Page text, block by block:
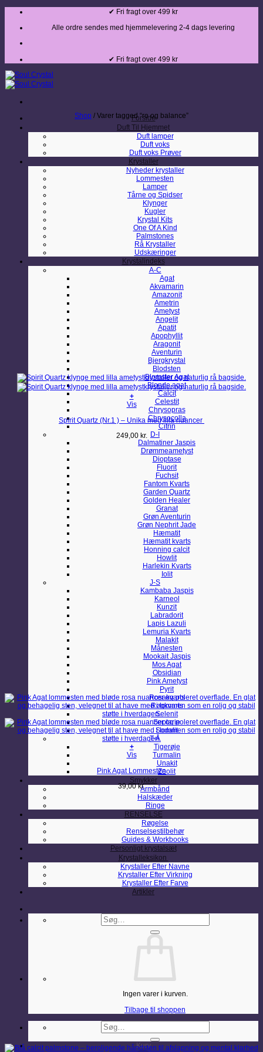
Fortsæt
indhold
✔ Fri fragt over 499 kr
Alle ordre sendes med hjemmelevering 2-4 dags levering
✔ Fri fragt over 499 kr
Forside
Duft Til Hjemmet
Duft lamper
Duft voks
Duft voks Prøver
Krystaller
Nyheder krystaller
Lommesten
Lamper
Tårne og Spidser
Klynger
Kugler
Krystal Kits
One Of A Kind
Palmstones
Rå Krystaller
Udskæringer
Krystalindeks
A-C
Agat
Akvamarin
Amazonit
Ametrin
Ametyst
Angelit
Apatit
Apophyllit
Aragonit
Aventurin
Bjergkrystal
Blodsten
Blomster Agat
Blonde agat
Calcit
Celestit
Chrysopras
Chrysocolla
Citrin
D-I
Dalmatiner Jaspis
Drømmeametyst
Dioptase
Fluorit
Fuchsit
Fantom Kvarts
Garden Quartz
Golden Healer
Granat
Grøn Aventurin
Grøn Nephrit Jade
Hæmatit
Hæmatit kvarts
Honning calcit
Howlit
Harlekin Kvarts
Iolit
J-S
Kambaba Jaspis
Karneol
Kunzit
Labradorit
Lapis Lazuli
Lemuria Kvarts
Malakit
Månesten
Mookait Jaspis
Mos Agat
Obsidian
Pink Ametyst
Pyrit
Rosakvarts
Røgkvarts
Selenit
Septarie
Sodalit
T-Å
Tigerøje
Turmalin
Unakit
Zeolit
Smykker
Armbånd
Halskæder
Ringe
RENSELSE
Røgelse
Renselsestilbehør
Guides & Workbooks
Personligt krystalsæt
Krystalleksikon
Krystaller Efter Navne
Krystaller Efter Virkning
Krystaller Efter Farve
Artikler
Søg
efter:
Ingen varer i kurven.
Tilbage til shoppen
Søg
efter:
Kurv
Shop / Varer tagged “ro og balance”
+
Vis
Spirit Quartz (Nr.1 ) – Unika med lilla nuancer
249,00 kr.
+
Vis
Pink Agat Lommesten
39,00kr.